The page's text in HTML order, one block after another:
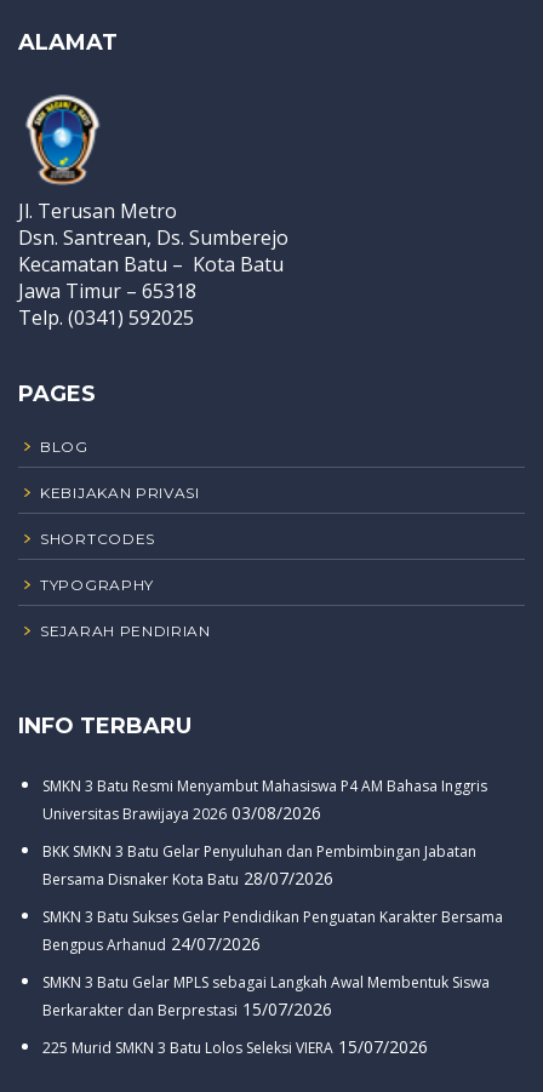
ALAMAT
Jl. Terusan Metro
Dsn. Santrean, Ds. Sumberejo
Kecamatan Batu – Kota Batu
Jawa Timur – 65318
Telp. (0341) 592025
PAGES
BLOG
KEBIJAKAN PRIVASI
SHORTCODES
TYPOGRAPHY
SEJARAH PENDIRIAN
INFO TERBARU
SMKN 3 Batu Resmi Menyambut Mahasiswa P4 AM Bahasa Inggris
Universitas Brawijaya 2026 03/08/2026
BKK SMKN 3 Batu Gelar Penyuluhan dan Pembimbingan Jabatan
Bersama Disnaker Kota Batu 28/07/2026
SMKN 3 Batu Sukses Gelar Pendidikan Penguatan Karakter Bersama
Bengpus Arhanud 24/07/2026
SMKN 3 Batu Gelar MPLS sebagai Langkah Awal Membentuk Siswa
Berkarakter dan Berprestasi 15/07/2026
225 Murid SMKN 3 Batu Lolos Seleksi VIERA 15/07/2026